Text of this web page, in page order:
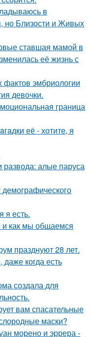
в
но Близости и Живых
ставшая мамой в
её жизнь с
эмбриологии
девочки.
граница
её - хотите, я
развода: алые паруса
я есть.
и как мы общаемся
празднуют 28 лет.
когда есть
создала для
вам спасательные
маски?
морено и эррера -